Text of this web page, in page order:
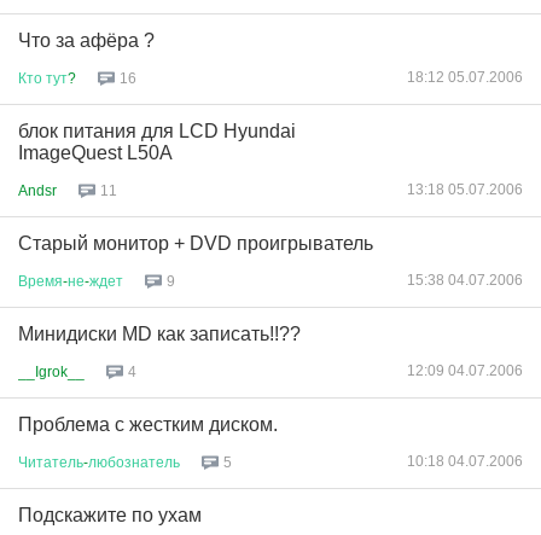
Что за афёра ?
Кто тут? 16 18:12 05.07.2006
блок питания для LCD Hyundai
ImageQuest L50A
Andsr 11 13:18 05.07.2006
Старый монитор + DVD проигрыватель
Время-не-ждет 9 15:38 04.07.2006
Минидиски MD как записать!!??
__Igrok__ 4 12:09 04.07.2006
Проблема с жестким диском.
Читатель-любознатель 5 10:18 04.07.2006
Подскажите по ухам